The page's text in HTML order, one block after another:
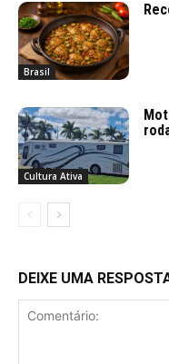
Brasil
Cultura Ativa
DEIXE UMA